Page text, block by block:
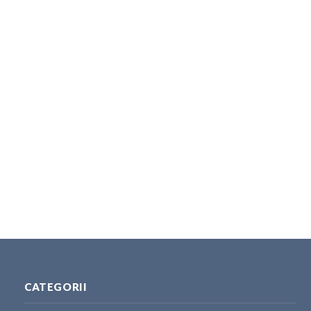
CATEGORII